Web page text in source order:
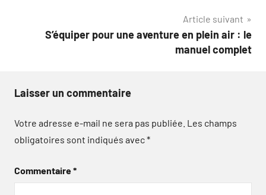
Article suivant
S’équiper pour une aventure en plein air : le
manuel complet
Laisser un commentaire
Votre adresse e-mail ne sera pas publiée. Les champs
obligatoires sont indiqués avec*
Commentaire*